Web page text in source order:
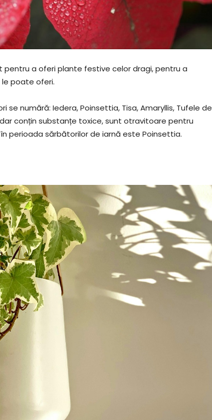
a oferi plante festive celor dragi, pentru a
poate oferi.
numără: Iedera, Poinsettia, Tisa, Amaryllis, Tufele de
conțin substanțe toxice, sunt otravitoare pentru
perioada sărbătorilor de iarnă este Poinsettia.